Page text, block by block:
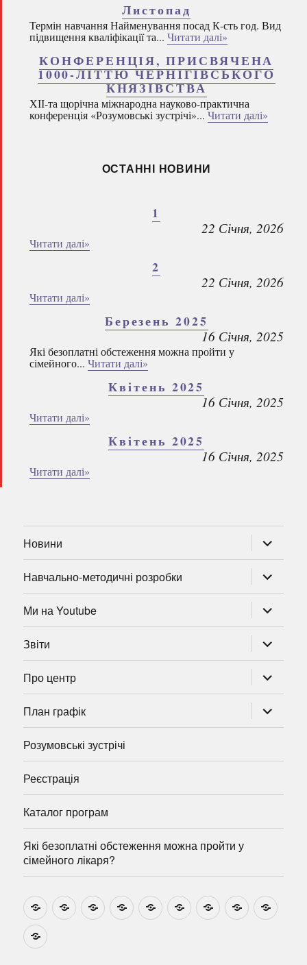
Листопад
Термін навчання Найменування посад К-сть год. Вид
підвищення кваліфікації та... Читати далі»
КОНФЕРЕНЦІЯ, ПРИСВЯЧЕНА
1000-ЛІТТЮ ЧЕРНІГІВСЬКОГО
КНЯЗІВСТВА
ХІІ-та щорічна міжнародна науково-практична
конференція «Розумовські зустрічі»... Читати далі»
ОСТАННІ НОВИНИ
1
22 Січня, 2026
Читати далі»
2
22 Січня, 2026
Читати далі»
Березень 2025
16 Січня, 2025
Які безоплатні обстеження можна пройти у
сімейного... Читати далі»
Квітень 2025
16 Січня, 2025
Читати далі»
Квітень 2025
16 Січня, 2025
Читати далі»
Новини
підменю
Навчально-методичні розробки
підменю
Ми на Youtube
підменю
Звіти
підменю
Про центр
підменю
План графік
підменю
Розумовські зустрічі
Реєстрація
Каталог програм
Які безоплатні обстеження можна пройти у
сімейного лікаря?
НовиниНавчально-
методичні
Ми
на
Звіти Про
центр
План
графік
Розумовські
зустрічі
Реєстрація
Які
безоплатні